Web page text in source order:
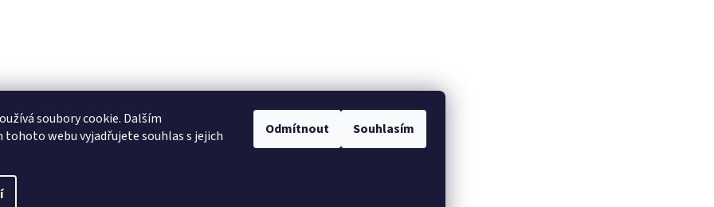
soubory cookie. Dalším
tohoto webu vyjadřujete souhlas s jejich
Odmítnout Souhlasím